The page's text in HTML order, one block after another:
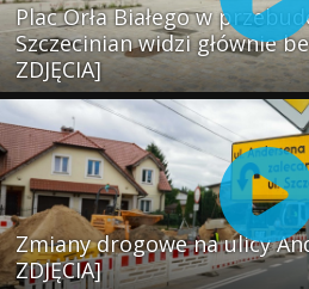
Plac Orła Białego w
Szczecinian widzi głównie
ZDJĘCIA]
Zmiany drogowe na ulicy
ZDJĘCIA]